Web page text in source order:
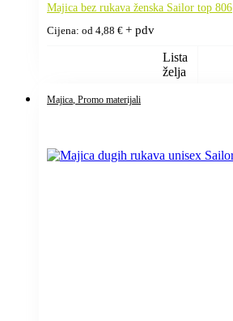
Majica bez rukava ženska Sailor top 806
Cijena: od 4,88 € + pdv
Lista
želja
Majica, Promo materijali